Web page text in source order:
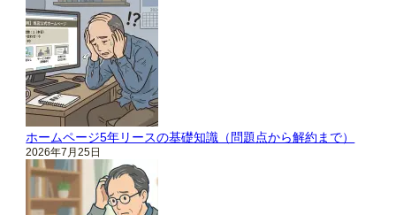
ホームページ5年リースの基礎知識（問題点から解約まで）
2026年7月25日